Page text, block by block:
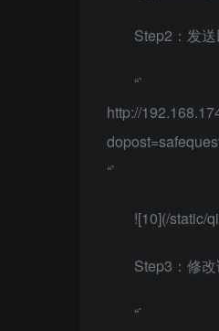
Step2：发
“`
http://
“`
![10](/static/
Step3：修
“`